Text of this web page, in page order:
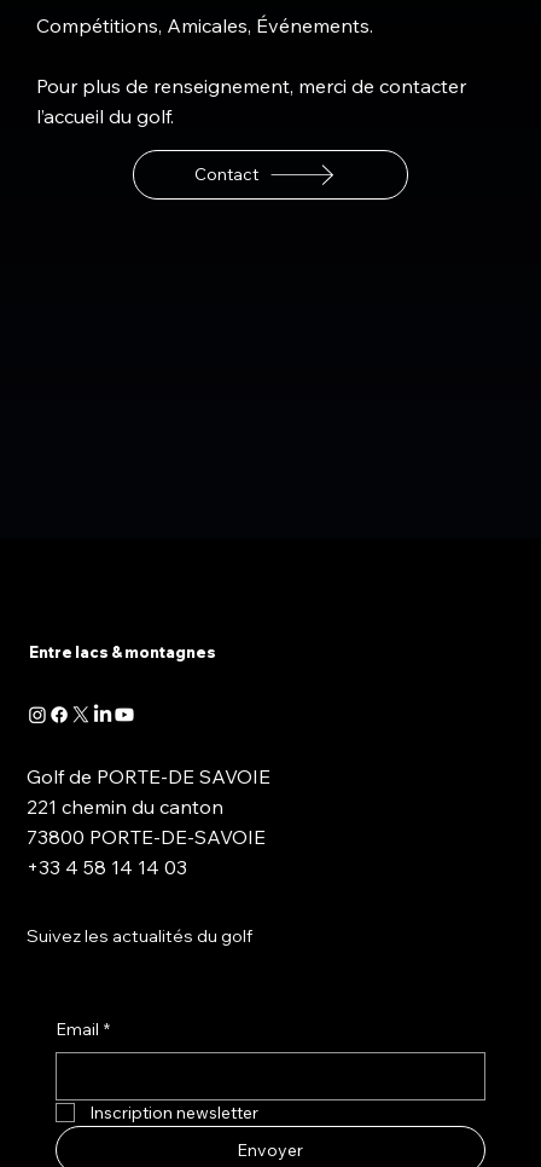
Compétitions, Amicales, Événements.
Pour plus de renseignement, merci de contacter
l’accueil du golf.
Contact
Entre lacs & montagnes
Golf de PORTE-DE SAVOIE
221 chemin du canton
73800 PORTE-DE-SAVOIE
+33 4 58 14 14 03
Suivez les actualités du golf
Email *
Inscription newsletter
Envoyer